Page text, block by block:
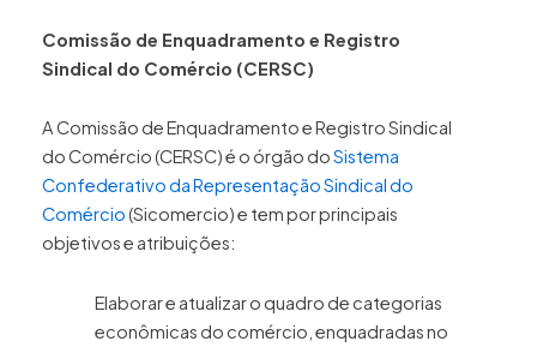
Comissão de Enquadramento e Registro
Sindical do Comércio (CERSC)
A Comissão de Enquadramento e Registro Sindical
do Comércio (CERSC) é o órgão doSistema
Confederativo da Representação Sindical do
Comércio(Sicomercio) e tem por principais
objetivos e atribuições:
Elaborar e atualizar o quadro de categorias
econômicas do comércio, enquadradas no